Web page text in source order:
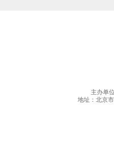
主办单
地址：北京